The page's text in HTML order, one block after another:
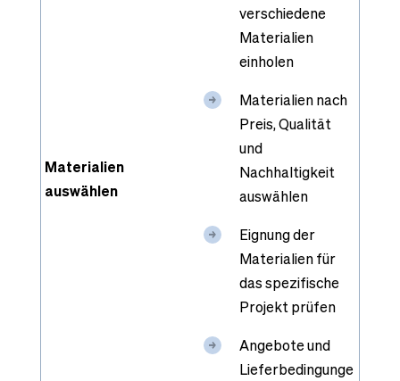
Materialien
auswählen
verschiedene
Materialien
einholen
Materialien nach
Preis, Qualität
und
Nachhaltigkeit
auswählen
Eignung der
Materialien für
das spezifische
Projekt prüfen
Angebote und
Lieferbedingunge